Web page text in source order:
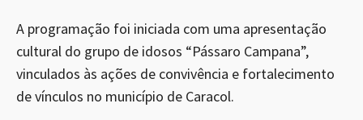
A programação foi iniciada com uma apresentação
cultural do grupo de idosos “Pássaro Campana”,
vinculados às ações de convivência e fortalecimento
de vínculos no município de Caracol.